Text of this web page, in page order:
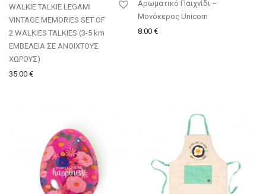
WALKIE TALKIE LEGAMI
VINTAGE MEMORIES SET OF
2 WALKIES TALKIES (3-5 km
ΕΜΒΕΛΕΙΑ ΣΕ ΑΝΟΙΧΤΟΥΣ
ΧΩΡΟΥΣ)
35.00 €
Αρωματικό Παιχνίδι –
Μονόκερος Unicorn
8.00 €